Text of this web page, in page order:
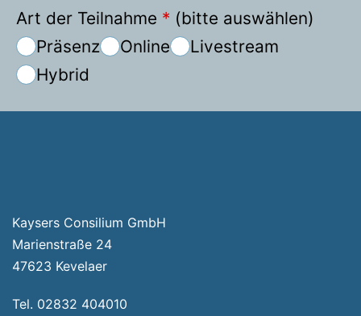
Art der Teilnahme * (bitte auswählen)
Präsenz
Online
Livestream
Hybrid
Kaysers Consilium GmbH
Marienstraße 24
47623 Kevelaer
Tel. 02832 404010